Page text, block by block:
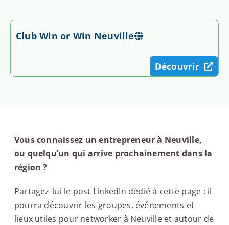
Club Win or Win Neuville
Découvrir
Vous connaissez un entrepreneur à Neuville,
ou quelqu’un qui arrive prochainement dans la
région ?
Partagez-lui le post LinkedIn dédié à cette page : il
pourra découvrir les groupes, événements et
lieux utiles pour networker à Neuville et autour de